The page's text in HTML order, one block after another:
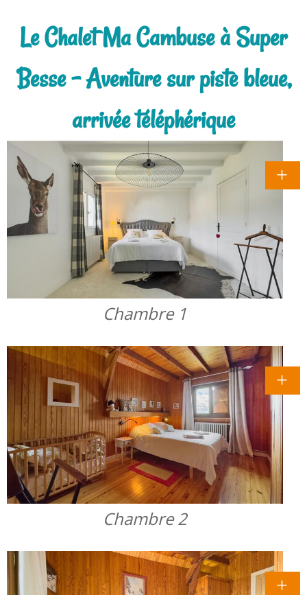
Le Chalet Ma Cambuse à Super
Besse - Aventure sur piste bleue,
arrivée téléphérique
Chambre 1
Chambre 2